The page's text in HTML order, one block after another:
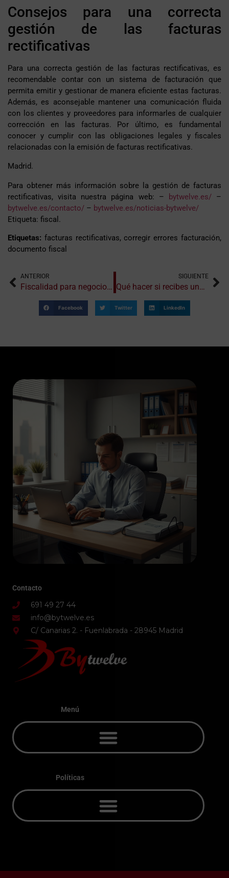
Consejos para una correcta
gestión de las facturas
rectificativas
Para una correcta gestión de las facturas rectificativas, es
recomendable contar con un sistema de facturación que
permita emitir y gestionar de manera eficiente estas facturas.
Además, es aconsejable mantener una comunicación fluida
con los clientes y proveedores para informarles de cualquier
corrección en las facturas. Por último, es fundamental
conocer y cumplir con las obligaciones legales y fiscales
relacionadas con la emisión de facturas rectificativas.
Madrid.
Para obtener más información sobre la gestión de facturas
rectificativas, visita nuestra página web: –
bytwelve.es/–
bytwelve.es/contacto/ – bytwelve.es/noticias-bytwelve/
Etiqueta: fiscal.
Etiquetas: facturas rectificativas, corregir errores facturación,
documento fiscal
ANTERIOR
Fiscalidad para negocios con ventas estacionales
SIGUIENTE
Qué hacer si recibes una notificación de Hacienda inesperada
Facebook Twitter LinkedIn
Contacto
691 49 27 44
info@bytwelve.es
C/ Canarias 2. - Fuenlabrada - 28945 Madrid
Menú
Políticas